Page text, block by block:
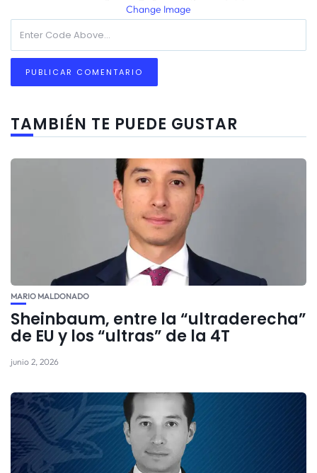
Change Image
TAMBIÉN TE PUEDE GUSTAR
MARIO MALDONADO
Sheinbaum, entre la “ultraderecha”
de EU y los “ultras” de la 4T
junio 2, 2026